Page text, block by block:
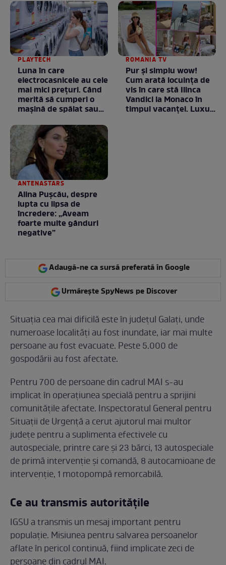
PLAYTECH
Luna în care
electrocasnicele au cele
mai mici prețuri. Când
merită să cumperi o
mașină de spălat sau
ROMANIA TV
Pur și simplu wow!
Cum arată locuința de
vis în care stă Ilinca
Vandici la Monaco în
timpul vacanței. Luxul
ANTENASTARS
Alina Pușcău, despre
lupta cu lipsa de
încredere: „Aveam
foarte multe gânduri
negative”
Adaugă-ne ca sursă preferată în Google
Urmărește SpyNews pe Discover
Situația cea mai dificilă este în județul Galați, unde
numeroase localități au fost inundate, iar mai multe
persoane au fost evacuate. Peste 5.000 de
gospodării au fost afectate.
Pentru 700 de persoane din cadrul MAI s-au
implicat în operațiunea specială pentru a sprijini
comunitățile afectate. Inspectoratul General pentru
Situaţii de Urgenţă a cerut ajutorul mai multor
județe pentru a suplimenta efectivele cu
autospeciale, printre care și 23 bărci, 13 autospeciale
de primă intervenţie şi comandă, 8 autocamioane de
intervenţie, 1 motopompă remorcabilă.
Ce au transmis autoritățile
IGSU a transmis un mesaj important pentru
populație. Misiunea pentru salvarea persoanelor
aflate în pericol continuă, fiind implicate zeci de